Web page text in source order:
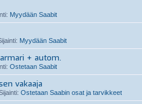
Myydään Saabit
Myydään Saabit
+ autom.
Ostetaan Saabit
vakaaja
Ostetaan Saabin osat ja tarvikkeet